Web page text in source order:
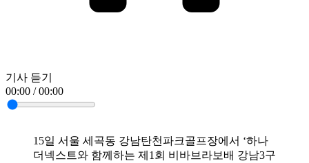
기사 듣기
00:00 / 00:00
15일 서울 세곡동 강남탄천파크골프장에서 ‘하나
더넥스트와 함께하는 제1회 비바브라보배 강남3구